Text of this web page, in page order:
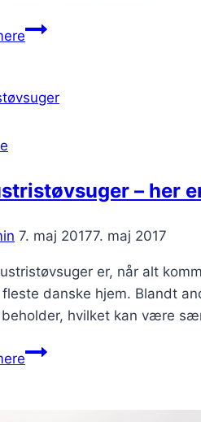
4
vin
– her
7. maj 20177. maj 2017
er, når alt
danske hjem. Blandt
hvilket kan være
Industristøvsuger